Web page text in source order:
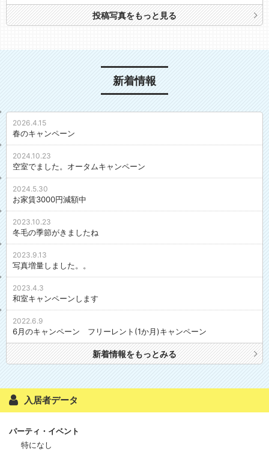
投稿写真をもっと見る
新着情報
2026.4.15
春のキャンペーン
2024.10.23
空室でました。オータムキャンペーン
2024.5.30
お家賃3000円減額中
2023.10.23
冬毛の季節がきましたね
2023.9.13
写真増量しました。。
2023.4.3
和室キャンペーンします
2022.6.9
6月のキャンペーン フリーレント(1か月)キャンペーン
新着情報をもっとみる
入居者データ
パーティ・イベント
特になし